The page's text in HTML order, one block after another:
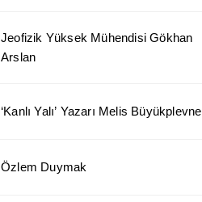
Jeofizik Yüksek Mühendisi Gökhan
Arslan
‘Kanlı Yalı’ Yazarı Melis Büyükplevne
Özlem Duymak